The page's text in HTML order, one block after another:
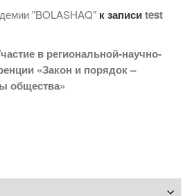
"BOLASHAQ" к записиtest
в региональной-научно-
«Закон и порядок –
общества»